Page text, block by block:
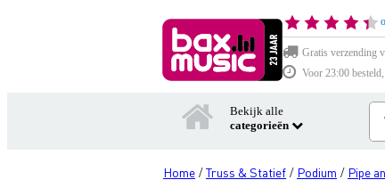
Gratis verzending
Voor 23:00
Bekijk alle
categorieën
Home /Truss & Statief / Podium / Pipe